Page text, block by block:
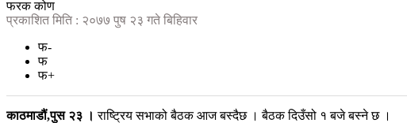
फरक कोण
प्रकाशित मिति : २०७७ पुष २३ गते बिहिवार
फ-
फ
फ+
काठमाडौं,पुस २३ । राष्ट्रिय सभाको बैठक आज बस्दैछ । बैठक दिउँसो १ बजे बस्ने छ ।